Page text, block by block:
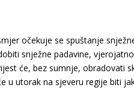
očekuje se spuštanje
snježne padavine,
će, bez sumnje, obradovati
u utorak na sjeveru regije biti